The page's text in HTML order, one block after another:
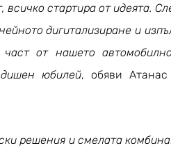
всичко стартира от идеята.
дигитализиране и
от нашето
юбилей, обяви
решения и смелата